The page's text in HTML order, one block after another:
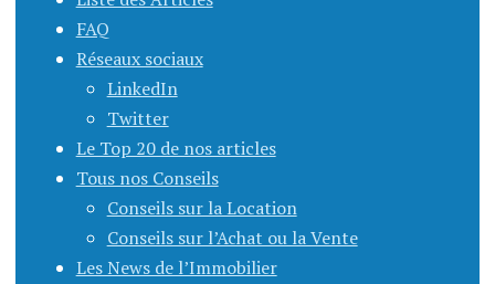
FAQ
Réseaux sociaux
LinkedIn
Twitter
Le Top 20 de nos articles
Tous nos Conseils
Conseils sur la Location
Conseils sur l’Achat ou la Vente
Les News de l’Immobilier